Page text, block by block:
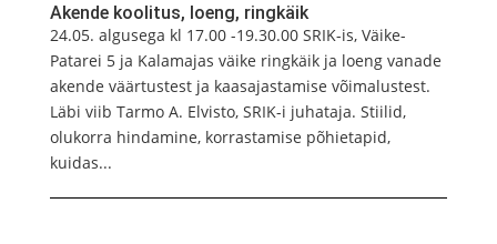
Akende koolitus, loeng, ringkäik
24.05. algusega kl 17.00 -19.30.00 SRIK-is, Väike-
Patarei 5 ja Kalamajas väike ringkäik ja loeng vanade
akende väärtustest ja kaasajastamise võimalustest.
Läbi viib Tarmo A. Elvisto, SRIK-i juhataja. Stiilid,
olukorra hindamine, korrastamise põhietapid,
kuidas...